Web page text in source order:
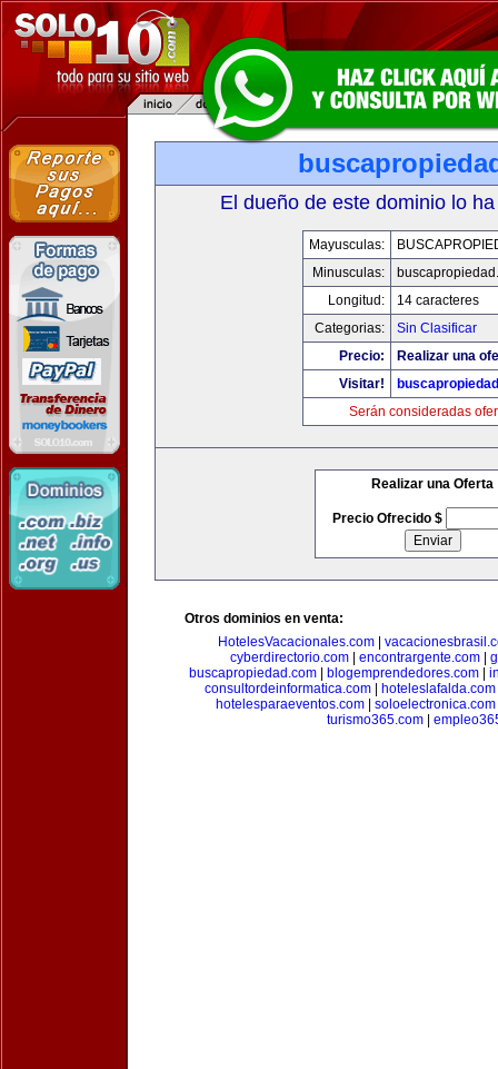
El dueño de este dominio lo
Mayusculas:
Minusculas:
Longitud:
14 caracteres
Categorias:
Sin Clasificar
Precio:
Realizar una
Visitar!
Serán consideradas
Realizar una Oferta
Precio Ofrecido $
Otros dominios en venta:
HotelesVacacionales.com|
cyberdirectorio.com| encontrargente.com|
buscapropiedad.com| blogemprendedores.com|
consultordeinformatica.com| hoteleslafalda.com
hotelesparaeventos.com
soloelectronica.com
turismo365.com